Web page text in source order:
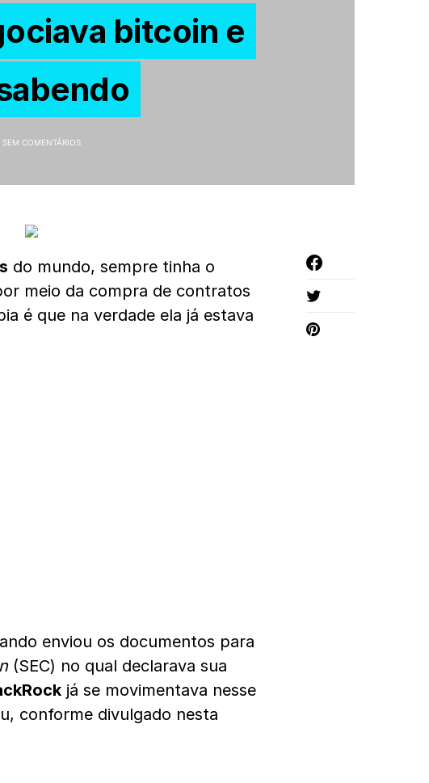
bitcoin e
SEM COMENTÁRIOS
do mundo, sempre tinha o
meio da compra de contratos
é que na verdade ela já estava
enviou os documentos para
(SEC) no qual declarava sua
já se movimentava nesse
conforme divulgado nesta